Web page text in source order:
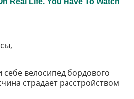
себе велосипед бордового
страдает расстройством